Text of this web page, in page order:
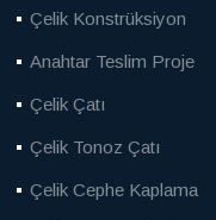
Çelik Konstrüksiyon
Anahtar Teslim Proje
Çelik Çatı
Çelik Tonoz Çatı
Çelik Cephe Kaplama